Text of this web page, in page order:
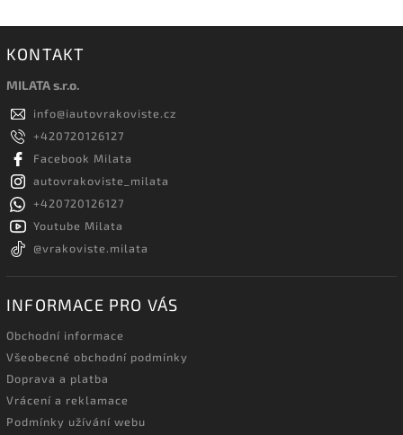
KONTAKT
MILATA s.r.o.
info@iautovrakoviste.cz
+420720126127
Facebook Milata
autovrakoviste_milata
+420720126127
Youtube Milata
@vrakoviste.milata
INFORMACE PRO VÁS
Obchodní informace
Všeobecné obchodní podmínky
Doprava a platba
Vrácení a reklamace
Podmínky užívání webu